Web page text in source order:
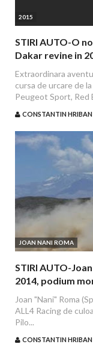
2015
STIRI AUTO-O
Dakar revine in
Extraordinara
cursa de urcare de
Peugeot Sport, Red
CONSTANTIN HRIBAN
JOAN NANI ROMA
STIRI AUTO-
2014, podium
Joan "Nani" Roma
ALL4 Racing de
Pilo...
CONSTANTIN HRIBAN